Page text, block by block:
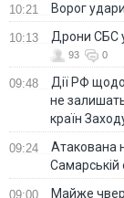
10:21 Ворог
10:13 Дрони СБС
93 0
09:48
Дії РФ
не
країн
09:24
Атакована
Самарській
09:00 Майже